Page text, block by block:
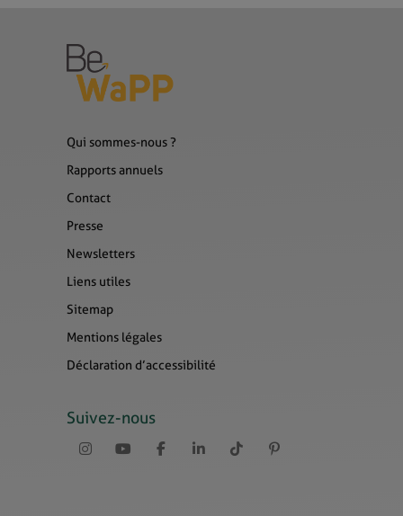
Qui sommes-nous ?
Rapports annuels
Contact
Presse
Newsletters
Liens utiles
Sitemap
Mentions légales
Déclaration d’accessibilité
Suivez-nous